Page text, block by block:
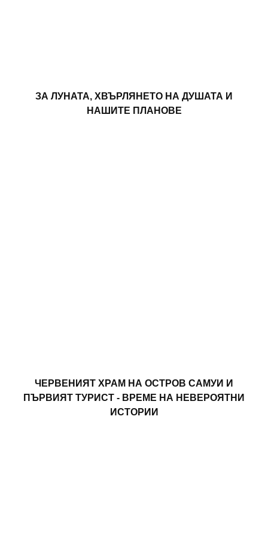
ЗА ЛУНАТА, ХВЪРЛЯНЕТО НА ДУШАТА И
НАШИТЕ ПЛАНОВЕ
ЧЕРВЕНИЯТ ХРАМ НА ОСТРОВ САМУИ И
ПЪРВИЯТ ТУРИСТ - ВРЕМЕ НА НЕВЕРОЯТНИ
ИСТОРИИ